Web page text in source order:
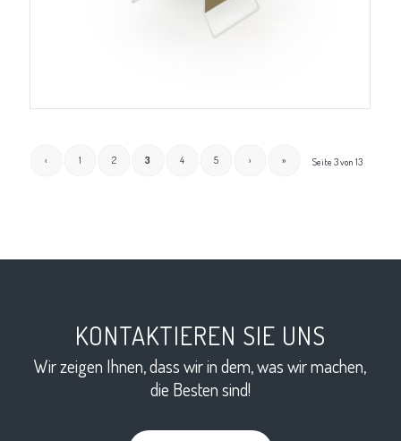
Seite 3 von 13
‹ 1 2 3 4 5 › »
KONTAKTIEREN SIE UNS
Wir zeigen Ihnen, dass wir in dem, was wir machen,
die Besten sind!